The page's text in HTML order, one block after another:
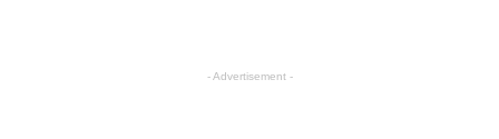
- Advertisement -